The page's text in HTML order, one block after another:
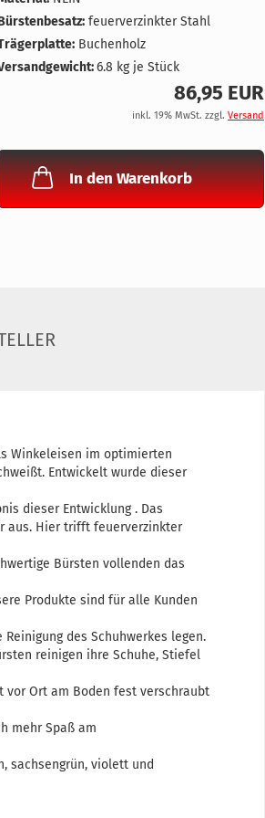
feuerverzinkter Stahl
Buchenholz
6.8 kg je Stück
86,95 EUR
inkl. 19% MwSt. zzgl. Versand
In den Warenkorb
Winkeleisen im optimierten
Entwickelt wurde dieser
dieser Entwicklung . Das
aus. Hier trifft feuerverzinkter
Bürsten vollenden das
Produkte sind für alle Kunden
des Schuhwerkes legen.
reinigen ihre Schuhe, Stiefel
Ort am Boden fest verschraubt
mehr Spaß am
sachsengrün, violett und